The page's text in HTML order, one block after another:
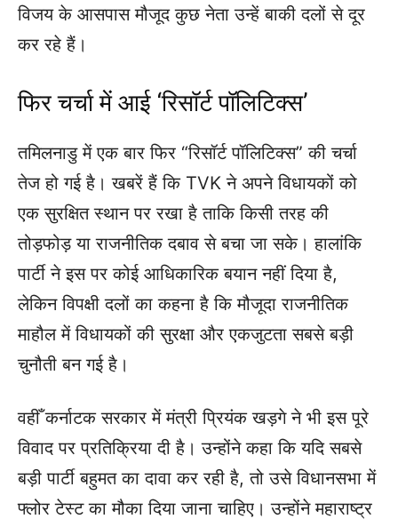
विजय के आसपास मौजूद कुछ नेता उन्हें बाकी दलों से दूर
कर रहे हैं।
फिर चर्चा में आई ‘रिसॉर्ट पॉलिटिक्स’
तमिलनाडु में एक बार फिर “रिसॉर्ट पॉलिटिक्स” की चर्चा
तेज हो गई है। खबरें हैं कि TVK ने अपने विधायकों को
एक सुरक्षित स्थान पर रखा है ताकि किसी तरह की
तोड़फोड़ या राजनीतिक दबाव से बचा जा सके। हालांकि
पार्टी ने इस पर कोई आधिकारिक बयान नहीं दिया है,
लेकिन विपक्षी दलों का कहना है कि मौजूदा राजनीतिक
माहौल में विधायकों की सुरक्षा और एकजुटता सबसे बड़ी
चुनौती बन गई है।
वहीँ कर्नाटक सरकार में मंत्री प्रियंक खड़गे ने भी इस पूरे
विवाद पर प्रतिक्रिया दी है। उन्होंने कहा कि यदि सबसे
बड़ी पार्टी बहुमत का दावा कर रही है, तो उसे विधानसभा में
फ्लोर टेस्ट का मौका दिया जाना चाहिए। उन्होंने महाराष्ट्र